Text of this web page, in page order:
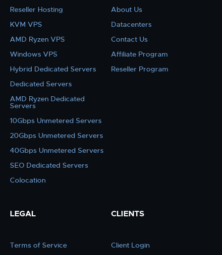
Reseller Hosting
KVM VPS
AMD Ryzen VPS
Windows VPS
Hybrid Dedicated Servers
Dedicated Servers
AMD Ryzen Dedicated
Servers
10Gbps Unmetered Servers
20Gbps Unmetered Servers
40Gbps Unmetered Servers
SEO Dedicated Servers
Colocation
About Us
Datacenters
Contact Us
Affiliate Program
Reseller Program
LEGAL
Terms of Service
CLIENTS
Client Login